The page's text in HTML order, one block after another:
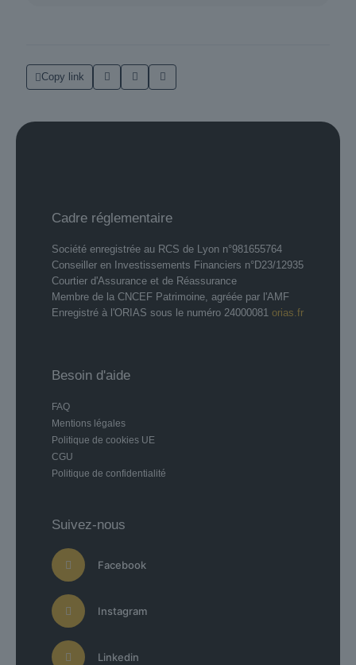
Copy link
Cadre réglementaire
Société enregistrée au RCS de Lyon n°981655764
Conseiller en Investissements Financiers n°D23/12935
Courtier d'Assurance et de Réassurance
Membre de la CNCEF Patrimoine, agréée par l'AMF
Enregistré à l'ORIAS sous le numéro 24000081 orias.fr
Besoin d'aide
FAQ
Mentions légales
Politique de cookies UE
CGU
Politique de confidentialité
Suivez-nous
Facebook
Instagram
Linkedin